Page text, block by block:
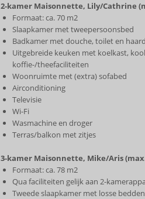
2-kamer Maisonnette, Lily/Cathrine
Formaat: ca. 70 m2
Slaapkamer met tweepersoonsbed
Badkamer met douche, toilet en
Uitgebreide keuken met koelkast,
koffie-/theefaciliteiten
Woonruimte met (extra) sofabed
Airconditioning
Televisie
Wi-Fi
Wasmachine en droger
Terras/balkon met zitjes
3-kamer Maisonnette, Mike/Aris
Formaat: ca. 78 m2
Qua faciliteiten gelijk aan 2-
Tweede slaapkamer met losse bedden